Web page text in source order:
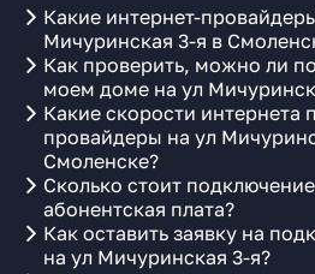
Какие интернет-
Мичуринская 3-я в
Как проверить, можно ли
моем доме на ул
Какие скорости интернета
провайдеры на ул
Смоленске?
Сколько стоит
абонентская плата?
Как оставить заявку на
на ул Мичуринская 3-я?